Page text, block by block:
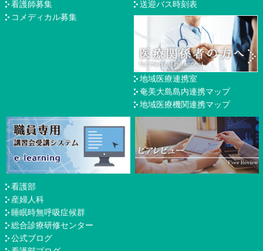
看護師募集
コメディカル募集
送迎バス時刻表
地域医療連携室
奄美大島島内連携マップ
地域医療機関連携マップ
看護部
産婦人科
睡眠時無呼吸症候群
総合診療研修センター
公式ブログ